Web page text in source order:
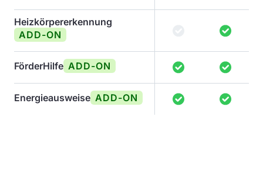
Heizkörpererkennung
ADD-ON
FörderHilfe ADD-ON
Energieausweise ADD-ON